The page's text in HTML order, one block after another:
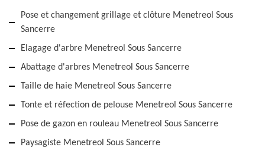
Pose et changement grillage et clôture Menetreol Sous
Sancerre
Elagage d'arbre Menetreol Sous Sancerre
Abattage d'arbres Menetreol Sous Sancerre
Taille de haie Menetreol Sous Sancerre
Tonte et réfection de pelouse Menetreol Sous Sancerre
Pose de gazon en rouleau Menetreol Sous Sancerre
Paysagiste Menetreol Sous Sancerre